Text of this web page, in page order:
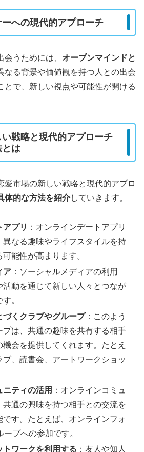
への現代的アプローチ
うためには、 オープンマインドと
なる背景や価値観を持つ人との出会
とで、新しい視点や可能性が開ける
戦略と現代的アプローチ
は
愛市場の新しい戦略と現代的アプロ
体的な方法を紹介していきます。
アプリ ：オンラインデートアプリ
異なる趣味やライフスタイルを持
能性が高まります。
ア ：ソーシャルメディアの利用
活動を通じて新しい人々とつなが
。
づくクラブやグループ：このよう
プは、共通の趣味を共有する相手
機会を提供してくれます。たとえ
ブ、読書会、アートワークショッ
ティの活用 ：オンラインコミュ
共通の興味を持つ相手との交流を
す。たとえば、オンラインフォ
プへの参加です。
トワークを利用する ：友人や知人